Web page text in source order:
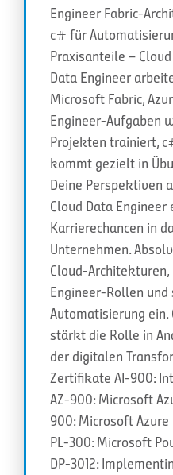
Engineer Fabric-
c# für
Praxisanteile –
Data Engineer
Microsoft Fabric,
Engineer-Aufgaben
Projekten trainiert,
kommt gezielt in
Deine Perspektiven
Cloud Data
Karrierechancen in
Unternehmen.
Cloud-
Engineer-Rollen
Automatisierung ein.
stärkt die Rolle in
der digitalen
Zertifikate AI-900:
AZ-900: Microsoft
900: Microsoft
PL-300: Microsoft
DP-3012: